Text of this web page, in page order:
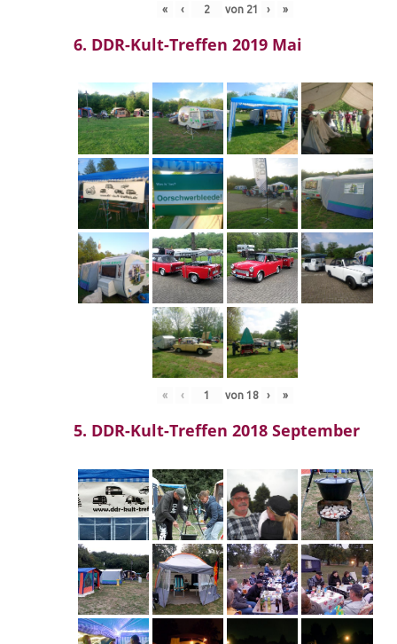
« ‹ von 21 › »
6. DDR-Kult-Treffen 2019 Mai
« ‹ von 18 › »
5. DDR-Kult-Treffen 2018 September